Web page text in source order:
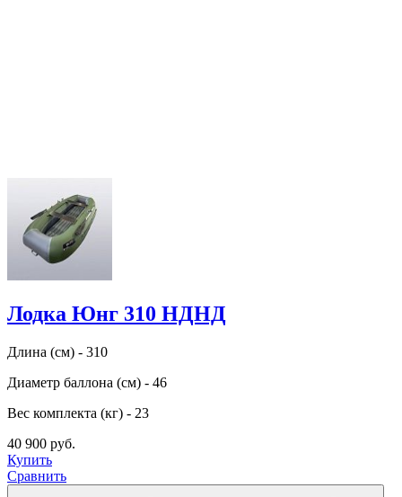
Лодка Юнг 310 НДНД
Длина (см) - 310
Диаметр баллона (см) - 46
Вес комплекта (кг) - 23
40 900 руб.
Купить
Сравнить